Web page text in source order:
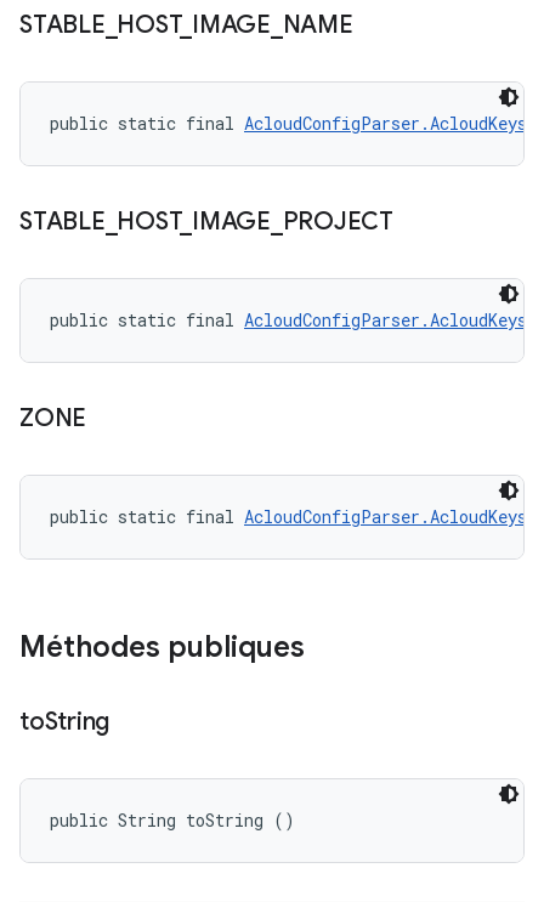
STABLE HOST_ IMAGE NAME
public static final AcloudConfigParser.AcloudKeys
STABLE HOST_ IMAGE PROJECT
public static final AcloudConfigParser.AcloudKeys
ZONE
public static final AcloudConfigParser.AcloudKeys
Méthodes publiques
toString
public String toString ()